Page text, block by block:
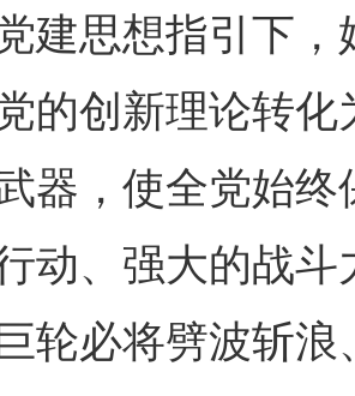
建思想指引下
的创新理论转
器，使全党始
动、强大的战
轮必将劈波斩浪
助力责任有效落实 一纸欠